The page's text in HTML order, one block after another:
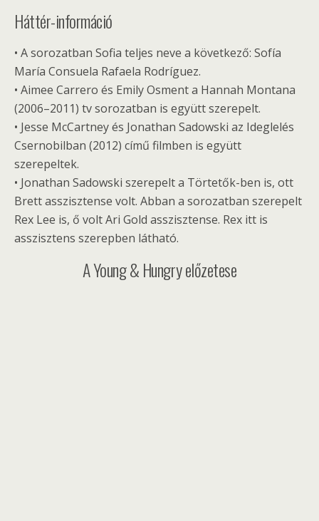
Háttér-információ
• A sorozatban Sofia teljes neve a következő: Sofía
María Consuela Rafaela Rodríguez.
• Aimee Carrero és Emily Osment a Hannah Montana
(2006–2011) tv sorozatban is együtt szerepelt.
• Jesse McCartney és Jonathan Sadowski az Ideglelés
Csernobilban (2012) című filmben is együtt
szerepeltek.
• Jonathan Sadowski szerepelt a Törtetők-ben is, ott
Brett asszisztense volt. Abban a sorozatban szerepelt
Rex Lee is, ő volt Ari Gold asszisztense. Rex itt is
asszisztens szerepben látható.
A Young & Hungry előzetese